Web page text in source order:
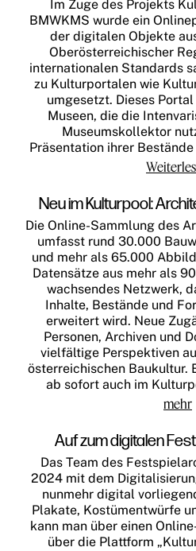
Im Zuge des Projekts
BMWKMS wurde ein
der digitalen Objekte
Oberösterreichischer
internationalen Standards
zu Kulturportalen wie
umgesetzt. Dieses
Museen, die die
Museumskollektor
Präsentation ihrer
Neu im Kulturpool:
Die Online-Sammlung des
umfasst rund 30.000
und mehr als 65.000
Datensätze aus mehr als
wachsendes Netzwerk,
Inhalte, Bestände und
erweitert wird. Neue
Personen, Archiven und
vielfältige Perspektiven
österreichischen Baukultur.
ab sofort auch im
mehr
Auf zum digitalen
Das Team des
2024 mit dem
nunmehr digital
Plakate, Kostümentwürfe
kann man über einen
über die Plattform